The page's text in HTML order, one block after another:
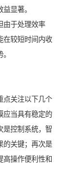
显著。
由于处理效率
在较短时间内收
点关注以下几个
应当具有稳定的
是控制系统，智
的关键；再次是
高操作便利性和